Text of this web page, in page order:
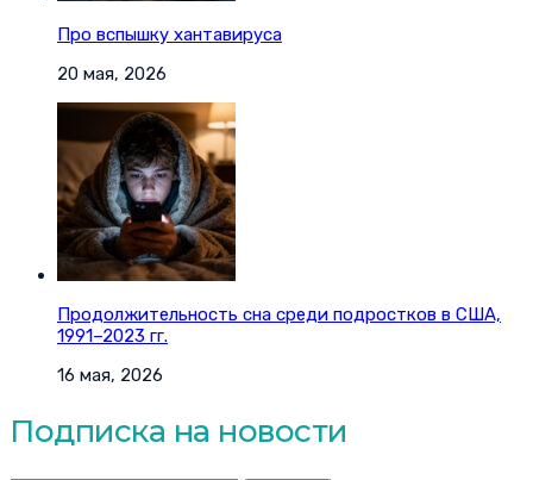
Про вспышку хантавируса
20 мая, 2026
Продолжительность сна среди подростков в США,
1991–2023 гг.
16 мая, 2026
Подписка на новости